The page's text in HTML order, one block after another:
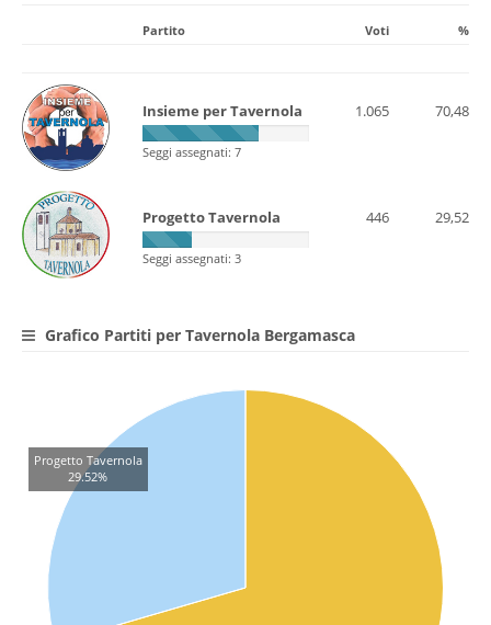
Partito Voti %
Insieme per Tavernola
Seggi assegnati: 7
1.065 70,48
Progetto Tavernola
Seggi assegnati: 3
446 29,52
Grafico Partiti per Tavernola Bergamasca
Progetto Tavernola
29.52%